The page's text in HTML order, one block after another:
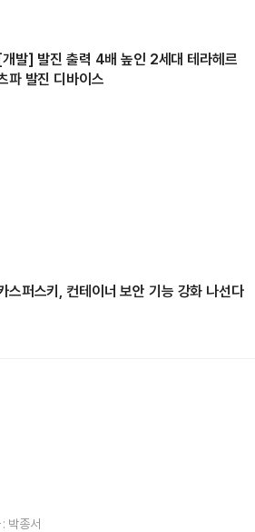
발] 발진 출력 4배 높인 2세대 테라헤르
파 발진 디바이스
스퍼스키, 컨테이너 보안 기능 강화 나선다
박종서